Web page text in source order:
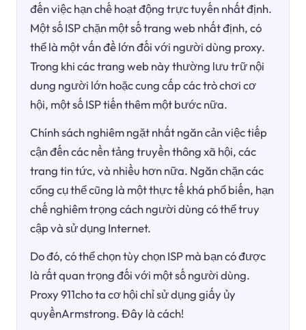
đến việc hạn chế hoạt động trực tuyến nhất định.
Một số ISP chặn một số trang web nhất định, có
thể là một vấn đề lớn đối với người dùng proxy.
Trong khi các trang web này thường lưu trữ nội
dung người lớn hoặc cung cấp các trò chơi cơ
hội, một số ISP tiến thêm một bước nữa.
Chính sách nghiêm ngặt nhất ngăn cản việc tiếp
cận đến các nền tảng truyền thông xã hội, các
trang tin tức, và nhiều hơn nữa. Ngăn chặn các
cổng cụ thể cũng là một thực tế khá phổ biến, hạn
chế nghiêm trọng cách người dùng có thể truy
cập và sử dụng Internet.
Do đó, có thể chọn tùy chọn ISP mà bạn có được
là rất quan trọng đối với một số người dùng.
Proxy 911cho ta cơ hội chỉ sử dụng giấy ủy
quyềnArmstrong. Đây là cách!